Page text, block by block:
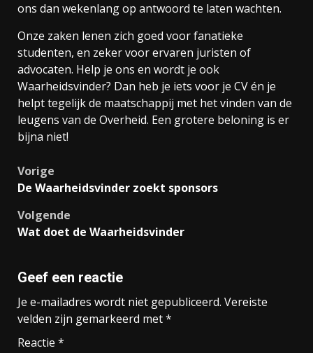
ons dan wekenlang op antwoord te laten wachten.
Onze zaken lenen zich goed voor fanatieke
studenten, en zeker voor ervaren juristen of
advocaten. Help je ons en wordt je ook
Waarheidsvinder? Dan heb je iets voor je CV én je
helpt tegelijk de maatschappij met het vinden van de
leugens van de Overheid. Een grotere beloning is er
bijna niet!
Bericht
Vorige
De Waarheidsvinder zoekt sponsors
Volgende
Wat doet de Waarheidsvinder
Geef een reactie
Je e-mailadres wordt niet gepubliceerd. Vereiste
velden zijn gemarkeerd met*
Reactie *